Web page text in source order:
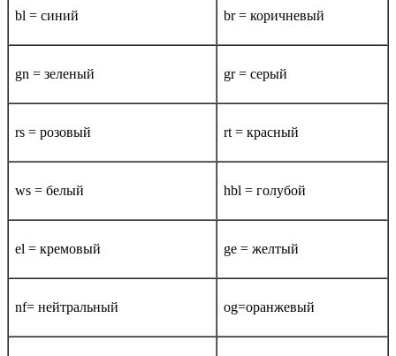
bl = синий br = коричневый
gn = зеленый gr = серый
rs = розовый rt = красный
ws = белый hbl = голубой
el = кремовый ge = желтый
nf= нейтральный og=оранжевый